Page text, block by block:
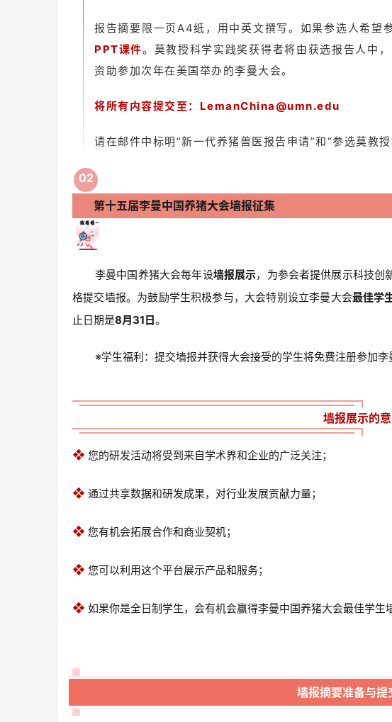
报告摘要限一页A4纸，用中英文撰写。如果参选人希望
PPT课件。莫教授科学实践奖获得者将由获选报告人中
资助参加次年在美国举办的李曼大会。
将所有内容提交至：LemanChina@umn.edu
请在邮件中标明“新一代养猪兽医报告申请”和“参选莫教授
02
第十五届李曼中国养猪大会墙报征集
李曼中国养猪大会每年设墙报展示，为参会者提供展示科技创
格提交墙报。为鼓励学生积极参与，大会特别设立李曼大会最佳学
止日期是8月31日。
※学生福利：提交墙报并获得大会接受的学生将免费注册参加李
墙报展示的
❖ 您的研发活动将受到来自学术界和企业的广泛关注；
❖ 通过共享数据和研发成果，对行业发展贡献力量；
❖ 您有机会拓展合作和商业契机；
❖ 您可以利用这个平台展示产品和服务；
❖ 如果你是全日制学生，会有机会赢得李曼中国养猪大会最佳学生
墙报摘要准备与提